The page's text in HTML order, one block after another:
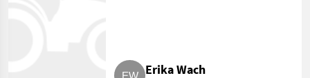
Erika Wach